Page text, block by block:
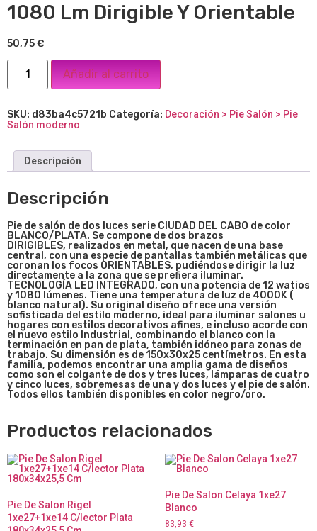
1080 Lm Dirigible Y Orientable
50,75€
Añadir al carrito
SKU: d83ba4c5721b Categoría: Decoración > Pie Salón > Pie
Salón moderno
Descripción
Descripción
Pie de salón de dos luces serie CIUDAD DEL CABO de color
BLANCO/PLATA. Se compone de dos brazos
DIRIGIBLES, realizados en metal, que nacen de una base
central, con una especie de pantallas también metálicas que
coronan los focos ORIENTABLES, pudiéndose dirigir la luz
directamente a la zona que se prefiera iluminar.
TECNOLOGÍA LED INTEGRADO, con una potencia de 12 watios
y 1080 lúmenes. Tiene una temperatura de luz de 4000K (
blanco natural). Su original diseño ofrece una versión
sofisticada del estilo moderno, ideal para iluminar salones u
hogares con estilos decorativos afines, e incluso acorde con
el nuevo estilo Industrial, combinando el blanco con la
terminación en pan de plata, también idóneo para zonas de
trabajo. Su dimensión es de 150x30x25 centímetros. En esta
familia, podemos encontrar una amplia gama de diseños
como son el colgante de dos y tres luces, lámparas de cuatro
y cinco luces, sobremesas de una y dos luces y el pie de salón.
Todos ellos también disponibles en color negro/oro.
Productos relacionados
Pie De Salon Rigel
1xe27+1xe14 C/lector Plata
Pie De Salon Celaya 1xe27
Blanco
83,93 €